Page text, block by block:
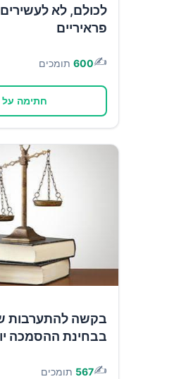
לכולם, לא
פראיריים
✍️
600 תומכים
חתימה על
בקשה להתערבות
בבחינת ההסמכה יוני
✍️
567 תומכים